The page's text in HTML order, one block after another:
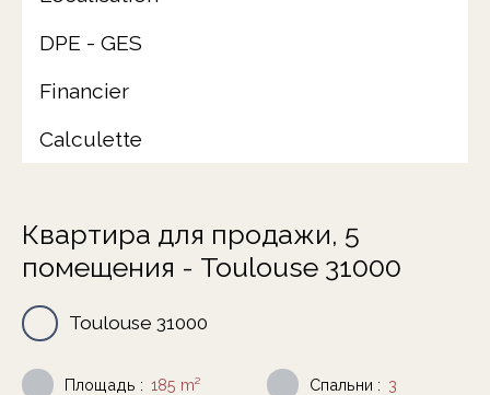
DPE - GES
Financier
Calculette
Квартира для продажи, 5
помещения - Toulouse 31000
Toulouse 31000
Площадь : 185 m² Спальни : 3